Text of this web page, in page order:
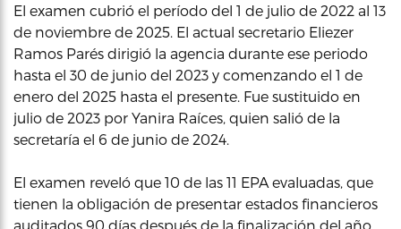
El examen cubrió el período del 1 de julio de 2022 al 13
de noviembre de 2025. El actual secretario Eliezer
Ramos Parés dirigió la agencia durante ese periodo
hasta el 30 de junio del 2023 y comenzando el 1 de
enero del 2025 hasta el presente. Fue sustituido en
julio de 2023 por Yanira Raíces, quien salió de la
secretaría el 6 de junio de 2024.
El examen reveló que 10 de las 11 EPA evaluadas, que
tienen la obligación de presentar estados financieros
auditados 90 días después de la finalización del año